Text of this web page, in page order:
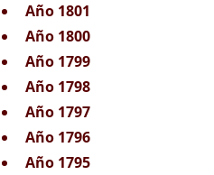
Año 1801
Año 1800
Año 1799
Año 1798
Año 1797
Año 1796
Año 1795